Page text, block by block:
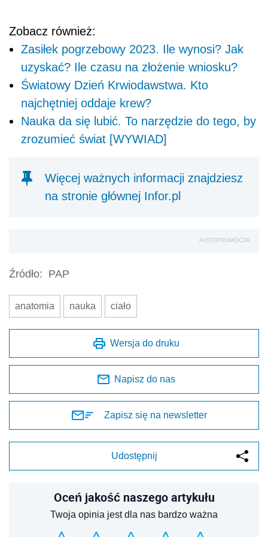
Zobacz również:
Zasiłek pogrzebowy 2023. Ile wynosi? Jak
uzyskać? Ile czasu na złożenie wniosku?
Światowy Dzień Krwiodawstwa. Kto
najchętniej oddaje krew?
Nauka da się lubić. To narzędzie do tego, by
zrozumieć świat [WYWIAD]
Więcej ważnych informacji znajdziesz
na stronie głównej Infor.pl
AUTOPROMOCJA
Źródło: PAP
anatomia nauka ciało
Wersja do druku
Napisz do nas
Zapisz się na newsletter
Udostępnij
Oceń jakość naszego artykułu
Twoja opinia jest dla nas bardzo ważna